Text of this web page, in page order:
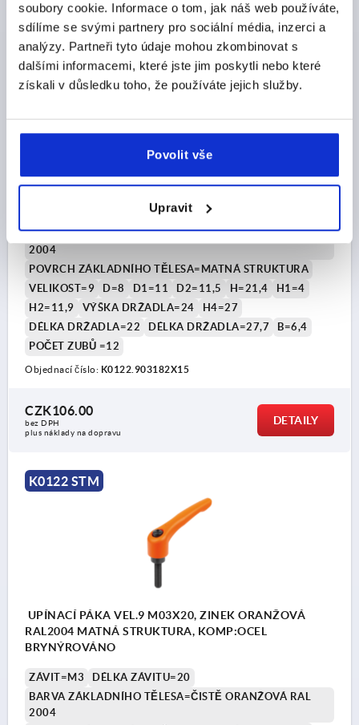
soubory cookie. Informace o tom, jak náš web používáte,
sdílíme se svými partnery pro sociální média, inzerci a
analýzy. Partneři tyto údaje mohou zkombinovat s
dalšími informacemi, které jste jim poskytli nebo které
získali v důsledku toho, že používáte jejich služby.
Povolit vše
Upravit
K0122 STM
UPÍNACÍ PÁKA VEL.9 M03X15, ZINEK ORANŽOVÁ
BRYNÝROVÁNO
DÉLKA ZÁVITU=15
BARVA ZÁKLADNÍHO TĚLESA=ČISTĚ ORANŽOVÁ RAL
2004
POVRCH ZÁKLADNÍHO TĚLESA=MATNÁ STRUKTURA
VELIKOST=9
D=8 D1=11 D2=11,5 H=21,4
H1=4
H2=11,9
VÝŠKA DRŽADLA=24
H4=27
DÉLKA DRŽADLA=22
DÉLKA DRŽADLA=27,7
B=6,4
POČET ZUBŮ =12
Objednací číslo: K0122.903182X15
CZK106.00
bez DPH
plus náklady na dopravu
DETAILY
K0122 STM
UPÍNACÍ PÁKA VEL.9 M03X20, ZINEK ORANŽOVÁ
RAL2004 MATNÁ STRUKTURA, KOMP:OCEL
BRYNÝROVÁNO
ZÁVIT=M3
DÉLKA ZÁVITU=20
BARVA ZÁKLADNÍHO TĚLESA=ČISTĚ ORANŽOVÁ RAL
2004